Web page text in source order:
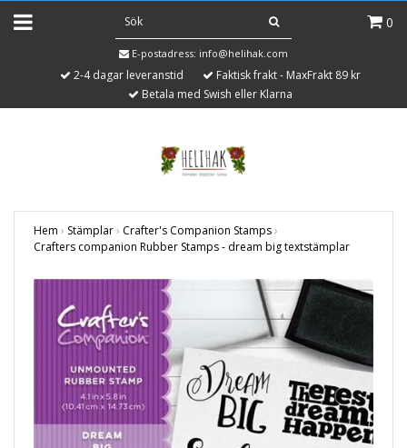
0
E-postadress: info@helihak.com
2-4 dagar leveranstid
Faktisk frakt - MaxFrakt 89 kr
Betala med Swish eller Klarna
Hem › Stämplar› Crafter's Companion Stamps›
Crafters companion Rubber Stamps - dream big textstämplar